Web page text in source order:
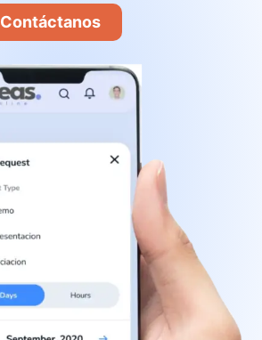
Contáctanos